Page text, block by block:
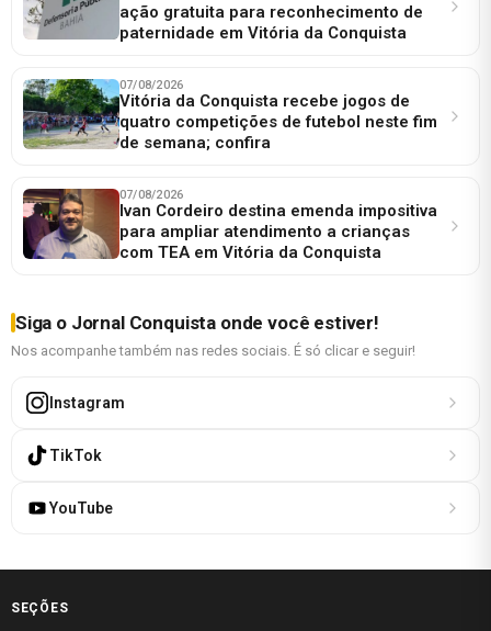
ação gratuita para reconhecimento de
paternidade em Vitória da Conquista
07/08/2026
Vitória da Conquista recebe jogos de
quatro competições de futebol neste fim
de semana; confira
07/08/2026
Ivan Cordeiro destina emenda impositiva
para ampliar atendimento a crianças
com TEA em Vitória da Conquista
Siga o Jornal Conquista onde você estiver!
Nos acompanhe também nas redes sociais. É só clicar e seguir!
Instagram
TikTok
YouTube
SEÇÕES